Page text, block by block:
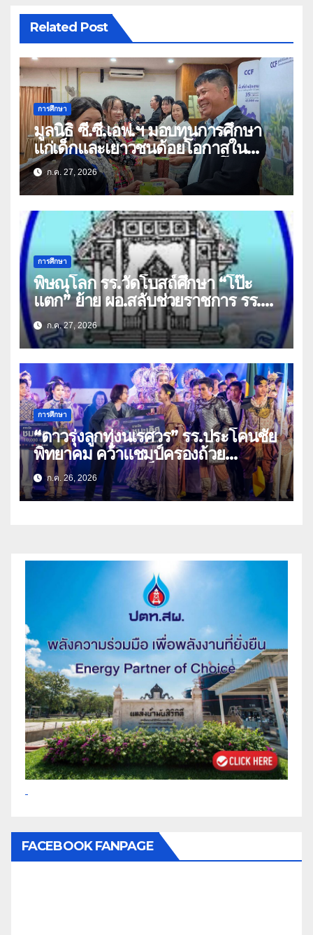
Related Post
การศึกษา
มูลนิธิ ซี.ซี.เอฟ.ฯ มอบทุนการศึกษา
แก่เด็กและเยาวชนด้อยโอกาสใน
จังหวัดเชียงราย-พะเยา สร้างโอกาส
ทางการศึกษา
ก.ค. 27, 2026
การศึกษา
พิษณุโลก รร.วัดโบสถ์ศึกษา “โป๊ะ
แตก” ย้าย ผอ.สลับช่วยราชการ รร.
ประชาสงเคราะห์วิทยา
ก.ค. 27, 2026
การศึกษา
“ดาวรุ่งลูกทุ่งนเรศวร” รร.ประโคนชัย
พิทยาคม คว้าแชมป์ครองถ้วย
พระราชทาน สมเด็จพระกนิษฐาธิราช
เจ้า กรมสมเด็จพระเทพรัตนราชสุดา
ฯ สยามบรมราชกุมารี
ก.ค. 26, 2026
FACEBOOK FANPAGE